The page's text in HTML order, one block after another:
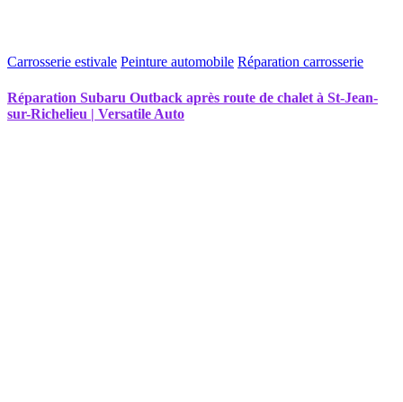
Carrosserie estivale Peinture automobile Réparation carrosserie
Réparation Subaru Outback après route de chalet à St-Jean-
sur-Richelieu | Versatile Auto